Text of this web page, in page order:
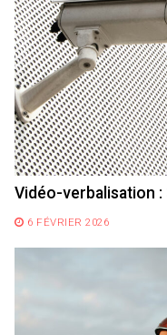
Vidéo-verbalisation
6 FÉVRIER 2026